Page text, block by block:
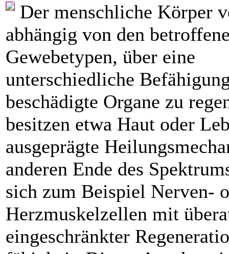
Der menschliche Körper
abhängig von den
Gewebetypen, über eine
unterschiedliche
beschädigte Organe zu
besitzen etwa Haut oder
ausgeprägte
anderen Ende des
sich zum Beispiel Nerven-
Herzmuskelzellen mit
eingeschränkter